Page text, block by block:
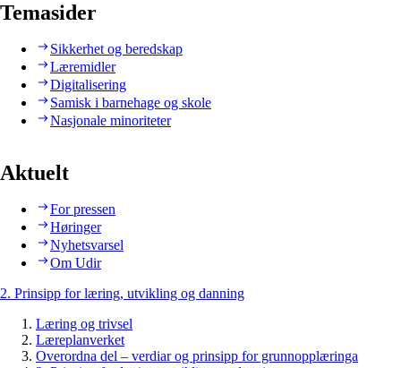
Temasider
Sikkerhet og beredskap
Læremidler
Digitalisering
Samisk i barnehage og skole
Nasjonale minoriteter
Aktuelt
For pressen
Høringer
Nyhetsvarsel
Om Udir
2. Prinsipp for læring, utvikling og danning
Læring og trivsel
Læreplanverket
Overordna del – verdiar og prinsipp for grunnopplæringa